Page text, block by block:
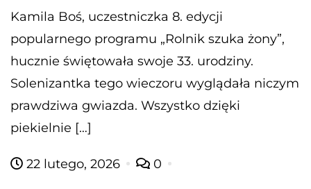
Kamila Boś, uczestniczka 8. edycji
popularnego programu „Rolnik szuka żony”,
hucznie świętowała swoje 33. urodziny.
Solenizantka tego wieczoru wyglądała niczym
prawdziwa gwiazda. Wszystko dzięki
piekielnie […]
22 lutego, 2026 0